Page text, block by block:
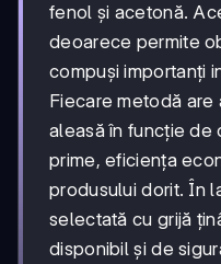
fenol și acetonă.
deoarece permite
compuși importanți
Fiecare metodă
aleasă în funcție de
prime, eficiența
produsului dorit. În
selectată cu grijă
disponibil și de